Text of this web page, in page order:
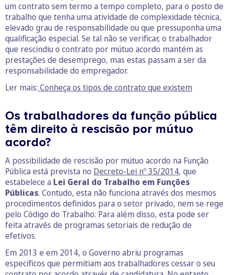
um contrato sem termo a tempo completo, para o posto de
trabalho que tenha uma atividade de complexidade técnica,
elevado grau de responsabilidade ou que pressuponha uma
qualificação especial. Se tal não se verificar, o trabalhador
que rescindiu o contrato por mútuo acordo mantém as
prestações de desemprego, mas estas passam a ser da
responsabilidade do empregador.
Ler mais: Conheça os tipos de contrato que existem
Os trabalhadores da função pública
têm direito à rescisão por mútuo
acordo?
A possibilidade de rescisão por mútuo acordo na Função
Pública está prevista no Decreto-Lei nº 35/2014, que
estabelece a Lei Geral do Trabalho em Funções
Públicas. Contudo, esta não funciona através dos mesmos
procedimentos definidos para o setor privado, nem se rege
pelo Código do Trabalho. Para além disso, esta pode ser
feita através de programas setoriais de redução de
efetivos.
Em 2013 e em 2014, o Governo abriu programas
específicos que permitiam aos trabalhadores cessar o seu